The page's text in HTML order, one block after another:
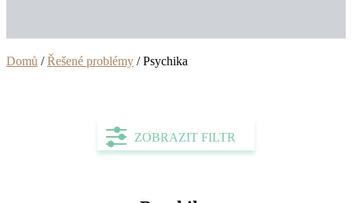
Domů /Řešené problémy / Psychika
ZOBRAZIT FILTR